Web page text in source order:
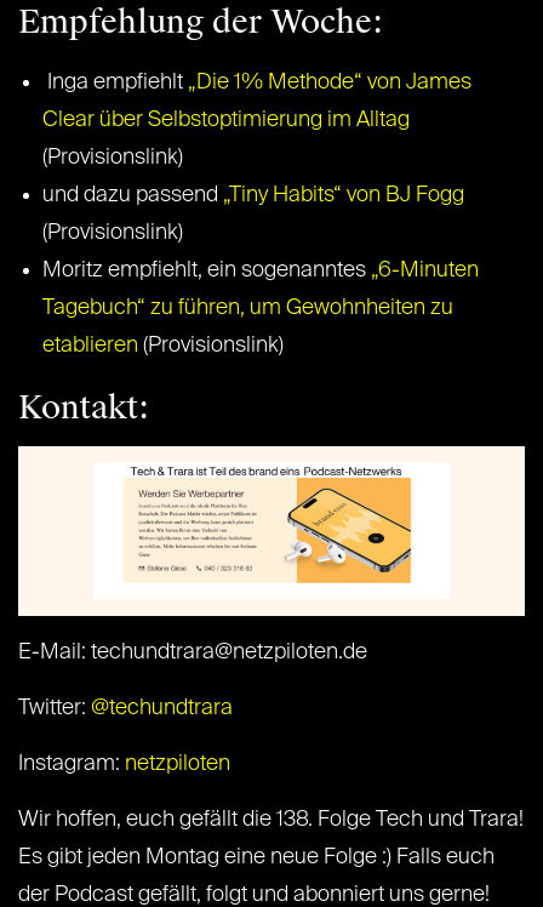
Empfehlung der Woche:
Inga empfiehlt „Die 1% Methode“ von James
Clear über Selbstoptimierung im Alltag
(Provisionslink)
und dazu passend „Tiny Habits“ von BJ Fogg
(Provisionslink)
Moritz empfiehlt, ein sogenanntes „6-Minuten
Tagebuch“ zu führen, um Gewohnheiten zu
etablieren (Provisionslink)
Kontakt:
E-Mail: techundtrara@netzpiloten.de
Twitter: @techundtrara
Instagram: netzpiloten
Wir hoffen, euch gefällt die 138. Folge Tech und Trara!
Es gibt jeden Montag eine neue Folge :) Falls euch
der Podcast gefällt, folgt und abonniert uns gerne!